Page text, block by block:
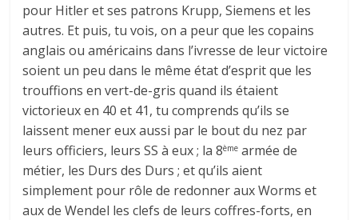
pour Hitler et ses patrons Krupp, Siemens et les
autres. Et puis, tu vois, on a peur que les copains
anglais ou américains dans l’ivresse de leur victoire
soient un peu dans le même état d’esprit que les
trouffions en vert-de-gris quand ils étaient
victorieux en 40 et 41, tu comprends qu’ils se
laissent mener eux aussi par le bout du nez par
leurs officiers, leurs SS à eux ; la 8ème armée de
métier, les Durs des Durs ; et qu’ils aient
simplement pour rôle de redonner aux Worms et
aux de Wendel les clefs de leurs coffres-forts, en